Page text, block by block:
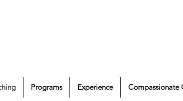
Programs Experience Compassionate